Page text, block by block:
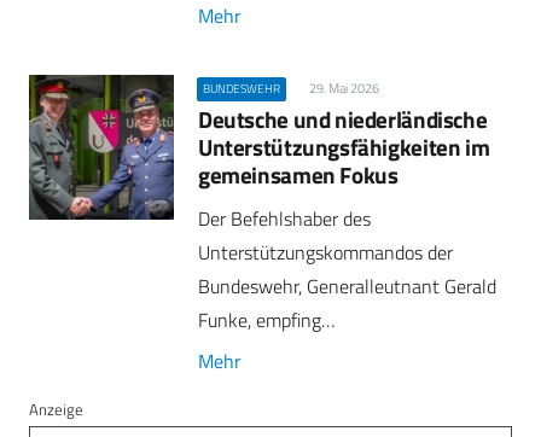
Mehr
BUNDESWEHR 29. Mai 2026
Deutsche und niederländische
Unterstützungsfähigkeiten im
gemeinsamen Fokus
Der Befehlshaber des
Unterstützungskommandos der
Bundeswehr, Generalleutnant Gerald
Funke, empfing…
Mehr
Anzeige